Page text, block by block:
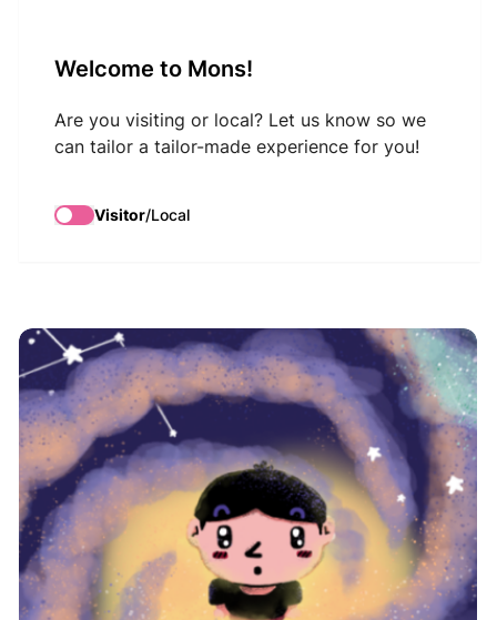
Welcome to Mons!
Are you visiting or local? Let us know so we
can tailor a tailor-made experience for you!
Visitor/Local
Balade sur la Voûte
céleste